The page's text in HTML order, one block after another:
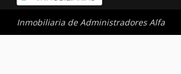
Inmobiliaria de Administradores Alfa